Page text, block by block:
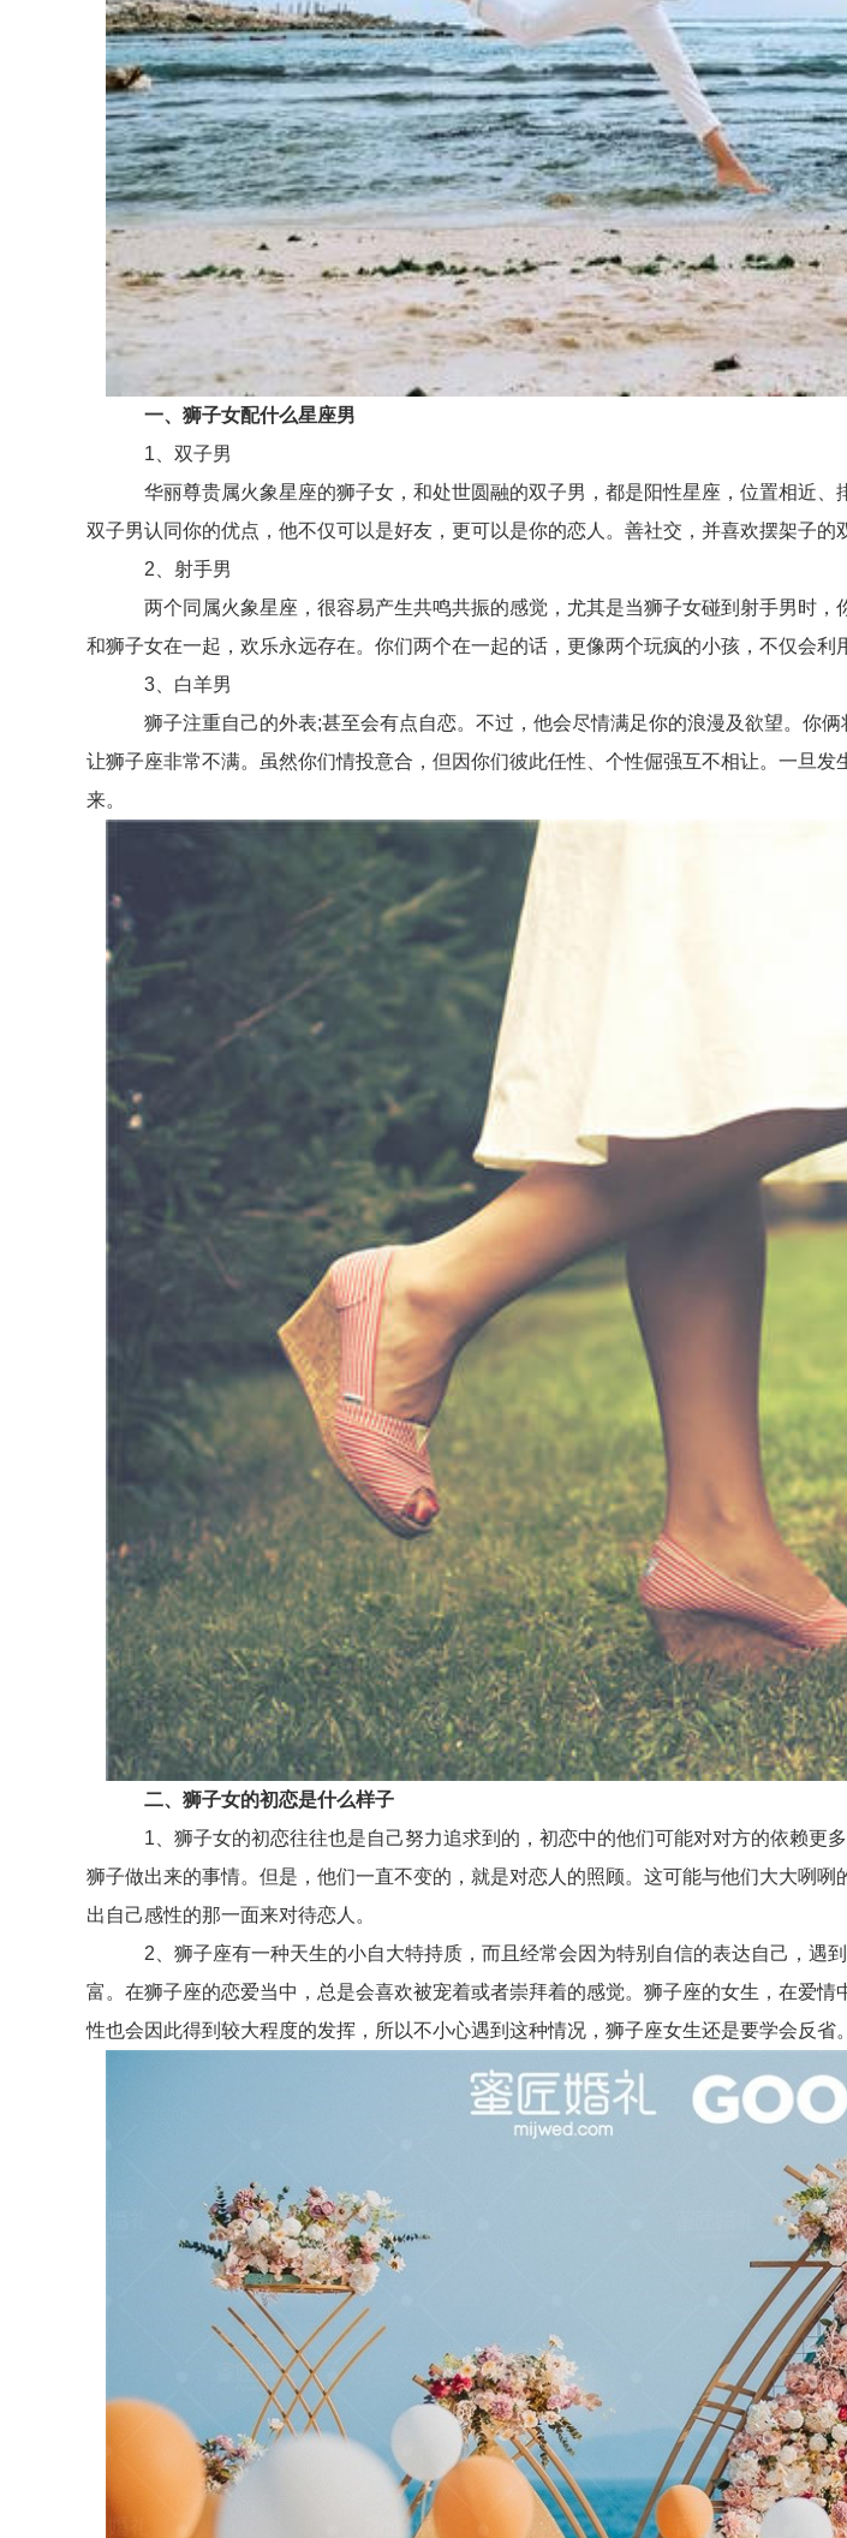
一、狮子女配什么星座男
1、双子男
华丽尊贵属火象星座的狮子女，和处世圆融的双子男，都是阳性星座，位置相近、
双子男认同你的优点，他不仅可以是好友，更可以是你的恋人。善社交，并喜欢摆架子的
2、射手男
两个同属火象星座，很容易产生共鸣共振的感觉，尤其是当狮子女碰到射手男时，
和狮子女在一起，欢乐永远存在。你们两个在一起的话，更像两个玩疯的小孩，不仅会
3、白羊男
狮子注重自己的外表;甚至会有点自恋。不过，他会尽情满足你的浪漫及欲望。你俩
让狮子座非常不满。虽然你们情投意合，但因你们彼此任性、个性倔强互不相让。一旦
来。
二、狮子女的初恋是什么样子
1、狮子女的初恋往往也是自己努力追求到的，初恋中的他们可能对对方的依赖更
狮子做出来的事情。但是，他们一直不变的，就是对恋人的照顾。这可能与他们大大咧
出自己感性的那一面来对待恋人。
2、狮子座有一种天生的小自大特持质，而且经常会因为特别自信的表达自己，遇
富。在狮子座的恋爱当中，总是会喜欢被宠着或者崇拜着的感觉。狮子座的女生，在爱
性也会因此得到较大程度的发挥，所以不小心遇到这种情况，狮子座女生还是要学会反省。